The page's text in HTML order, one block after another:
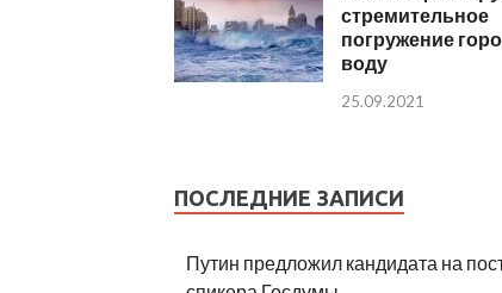
стремительное
погружение
воду
25.09.2021
ПОСЛЕДНИЕ ЗАПИСИ
Путин предложил кандидата на